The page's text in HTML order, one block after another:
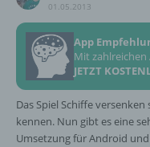
01.05.2013
App
Mit
JETZT
Das Spiel Schiffe
kennen. Nun gibt es eine
Umsetzung für Android